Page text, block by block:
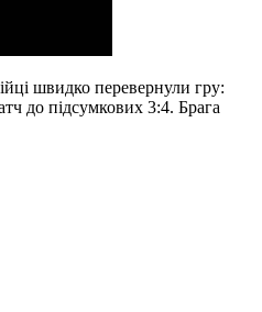
швидко перевернули гру:
до підсумкових 3:4. Брага